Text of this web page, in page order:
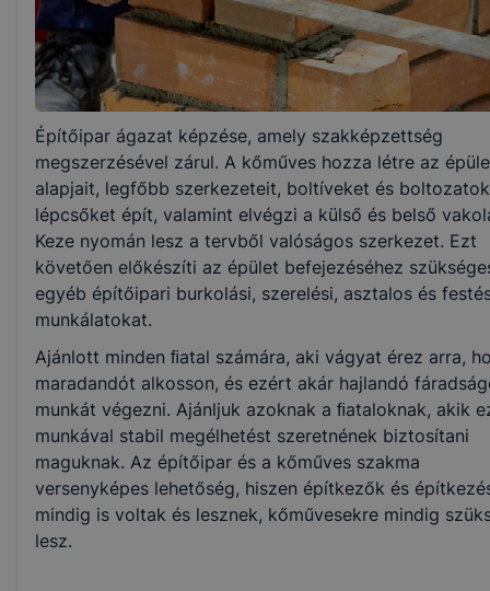
3 év
Választható szakmairányok:
Nem válaszható
KKK/PTT
KKK letöltése (pdf)
PTT letöltése (pdf)
Okleveles technikusképzés
Nem
Építőipar ágazat képzése, amely szakképzettség
megszerzésével zárul. A kőműves hozza létre az
alapjait, legfőbb szerkezeteit, boltíveket és
lépcsőket épít, valamint elvégzi a külső és belső
Keze nyomán lesz a tervből valóságos szerkezet. Ezt
követően előkészíti az épület befejezéséhez
egyéb építőipari burkolási, szerelési, asztalos és
munkálatokat.
Ajánlott minden ﬁatal számára, aki vágyat érez arra,
maradandót alkosson, és ezért akár hajlandó
munkát végezni. Ajánljuk azoknak a ﬁataloknak, akik
munkával stabil megélhetést szeretnének biztosítani
maguknak. Az építőipar és a kőműves szakma
versenyképes lehetőség, hiszen építkezők és
mindig is voltak és lesznek, kőművesekre mindig
lesz.